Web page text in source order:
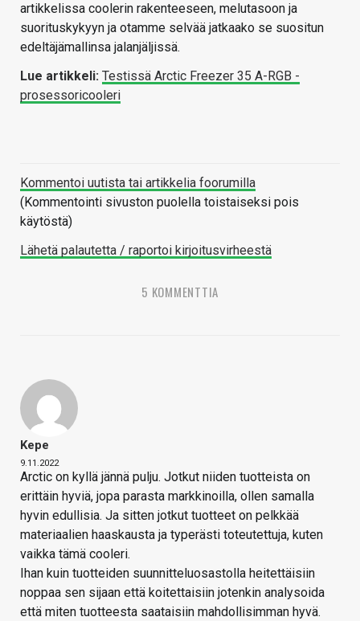
artikkelissa coolerin rakenteeseen, melutasoon ja
suorituskykyyn ja otamme selvää jatkaako se suositun
edeltäjämallinsa jalanjäljissä.
Lue artikkeli: Testissä Arctic Freezer 35 A-RGB -
prosessoricooleri
Kommentoi uutista tai artikkelia foorumilla
(Kommentointi sivuston puolella toistaiseksi pois
käytöstä)
Lähetä palautetta / raportoi kirjoitusvirheestä
5 KOMMENTTIA
Kepe
9.11.2022
Arctic on kyllä jännä pulju. Jotkut niiden tuotteista on
erittäin hyviä, jopa parasta markkinoilla, ollen samalla
hyvin edullisia. Ja sitten jotkut tuotteet on pelkkää
materiaalien haaskausta ja typerästi toteutettuja, kuten
vaikka tämä cooleri.
Ihan kuin tuotteiden suunnitteluosastolla heitettäisiin
noppaa sen sijaan että koitettaisiin jotenkin analysoida
että miten tuotteesta saataisiin mahdollisimman hyvä.